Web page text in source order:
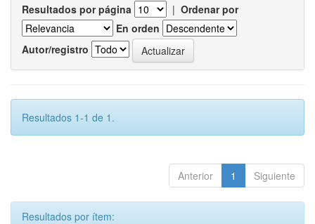
Resultados por página | Ordenar por
En orden
Autor/registro
Resultados 1-1 de 1.
Anterior 1 Siguiente
Resultados por ítem: